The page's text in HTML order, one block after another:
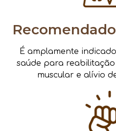
É amplamente
saúde para
muscular e alívio